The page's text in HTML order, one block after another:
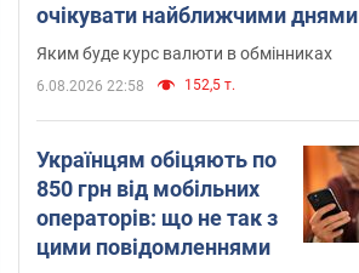
очікувати найближчими днями
Яким буде курс валюти в обмінниках
6.08.2026 22:58 152,5 т.
Українцям обіцяють по
850 грн від мобільних
операторів: що не так з
цими повідомленнями